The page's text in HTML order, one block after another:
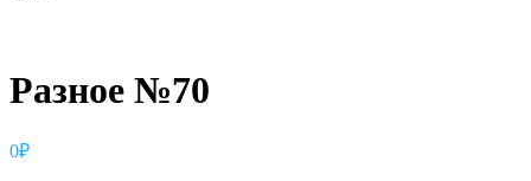
Разное №70
0₽